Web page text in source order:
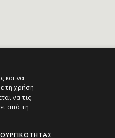
και να
τη χρήση
να τις
από τη